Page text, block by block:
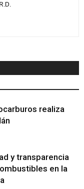
realiza
y transparencia
en la